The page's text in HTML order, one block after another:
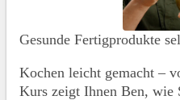
Gesunde Fertigprodukte
Kochen leicht gemacht –
Kurs zeigt Ihnen Ben, wie